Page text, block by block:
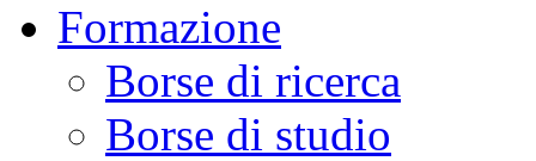
Formazione
Borse di ricerca
Borse di studio